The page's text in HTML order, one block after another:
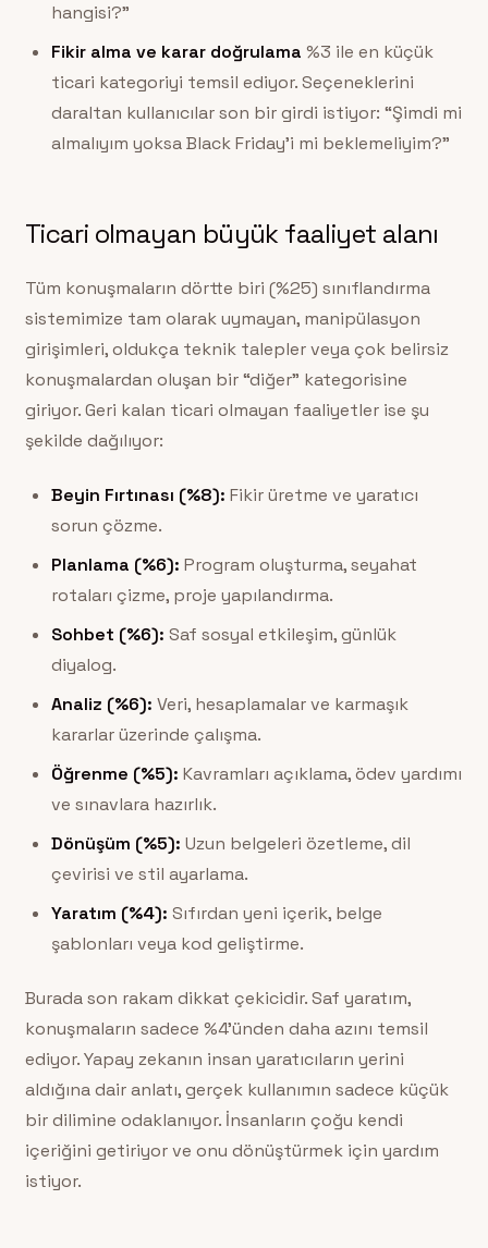
hangisi?”
Fikir alma ve karar doğrulama %3 ile en küçük
ticari kategoriyi temsil ediyor. Seçeneklerini
daraltan kullanıcılar son bir girdi istiyor: “Şimdi mi
almalıyım yoksa Black Friday’i mi beklemeliyim?”
Ticari olmayan büyük faaliyet alanı
Tüm konuşmaların dörtte biri (%25) sınıflandırma
sistemimize tam olarak uymayan, manipülasyon
girişimleri, oldukça teknik talepler veya çok belirsiz
konuşmalardan oluşan bir “diğer” kategorisine
giriyor. Geri kalan ticari olmayan faaliyetler ise şu
şekilde dağılıyor:
Beyin Fırtınası (%8): Fikir üretme ve yaratıcı
sorun çözme.
Planlama (%6): Program oluşturma, seyahat
rotaları çizme, proje yapılandırma.
Sohbet (%6): Saf sosyal etkileşim, günlük
diyalog.
Analiz (%6): Veri, hesaplamalar ve karmaşık
kararlar üzerinde çalışma.
Öğrenme (%5): Kavramları açıklama, ödev yardımı
ve sınavlara hazırlık.
Dönüşüm (%5): Uzun belgeleri özetleme, dil
çevirisi ve stil ayarlama.
Yaratım (%4): Sıfırdan yeni içerik, belge
şablonları veya kod geliştirme.
Burada son rakam dikkat çekicidir. Saf yaratım,
konuşmaların sadece %4’ünden daha azını temsil
ediyor. Yapay zekanın insan yaratıcıların yerini
aldığına dair anlatı, gerçek kullanımın sadece küçük
bir dilimine odaklanıyor. İnsanların çoğu kendi
içeriğini getiriyor ve onu dönüştürmek için yardım
istiyor.